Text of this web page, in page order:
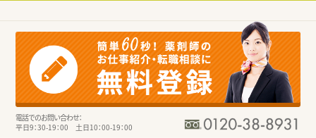
電話でのお問い合わせ：
平日9：30-19：00 土日10：00-19：00